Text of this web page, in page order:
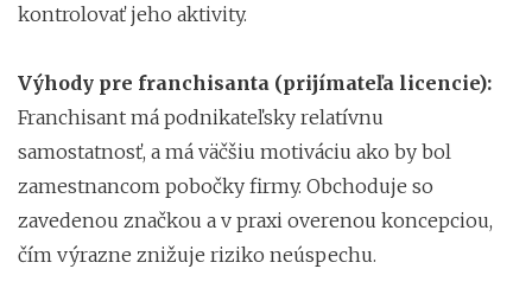
kontrolovať jeho aktivity.
Výhody pre franchisanta (prijímateľa licencie):
Franchisant má podnikateľsky relatívnu
samostatnosť, a má väčšiu motiváciu ako by bol
zamestnancom pobočky firmy. Obchoduje so
zavedenou značkou a v praxi overenou koncepciou,
čím výrazne znižuje riziko neúspechu.